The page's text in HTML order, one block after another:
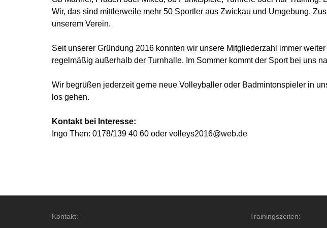
Wir, das sind mittlerweile mehr 50 Sportler aus Zwickau und Umgebung.
unserem Verein.
Seit unserer Gründung 2016 konnten wir unsere Mitgliederzahl immer
regelmäßig außerhalb der Turnhalle. Im Sommer kommt der Sport bei uns
Wir begrüßen jederzeit gerne neue Volleyballer oder Badmintonspieler in
los gehen.
Kontakt bei Interesse:
Ingo Then: 0178/139 40 60 oder volleys2016@web.de
Kontakt: Trainingszeiten: